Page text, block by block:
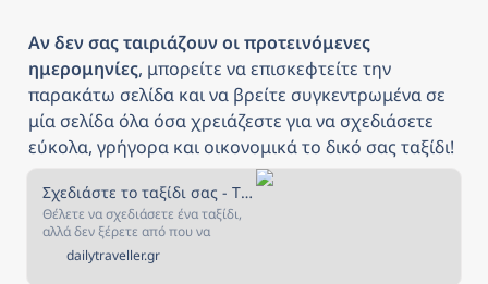
Αν δεν σας ταιριάζουν οι προτεινόμενες
ημερομηνίες, μπορείτε να επισκεφτείτε την
παρακάτω σελίδα και να βρείτε συγκεντρωμένα σε
μία σελίδα όλα όσα χρειάζεστε για να σχεδιάσετε
εύκολα, γρήγορα και οικονομικά το δικό σας ταξίδι!
Σχεδιάστε το ταξίδι σας - The Daily Traveller
Θέλετε να σχεδιάσετε ένα ταξίδι,
αλλά δεν ξέρετε από που να
ξεκινήσετε; Αν ναι, τότε είστε στο
κατάλληλο μέρος! Στην σελίδα
dailytraveller.gr